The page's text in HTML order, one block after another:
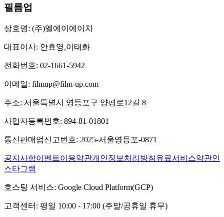
필름업
상호명: (주)엘에이에이치
대표이사: 안효영,이태화
전화번호: 02-1661-5942
이메일: filmup@film-up.com
주소: 서울특별시 영등포구 양평로12길 8
사업자등록번호: 894-81-01801
통신판매업신고번호: 2025-서울영등포-0871
공지사항이벤트이용약관개인정보처리방침유료서비스약관인
스타그램
호스팅 서비스: Google Cloud Platform(GCP)
고객센터: 평일 10:00 - 17:00 (주말/공휴일 휴무)